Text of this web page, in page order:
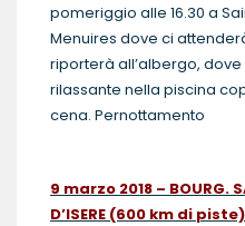
pomeriggio alle 16.30 a
Menuires dove ci
riporterà all’albergo,
rilassante nella piscina
cena. Pernottamento
9 marzo 2018 – BOURG.
D’ISERE (600 km di